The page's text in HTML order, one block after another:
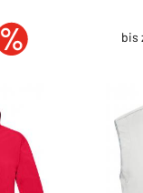
bis